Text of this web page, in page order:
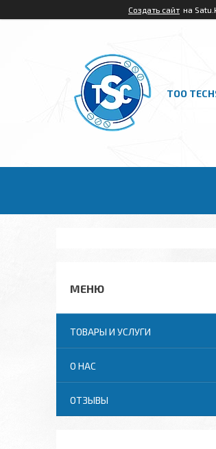
Создать сайт на
ТОО
ТОВАРЫ И УСЛУГИ
О НАС
ОТЗЫВЫ